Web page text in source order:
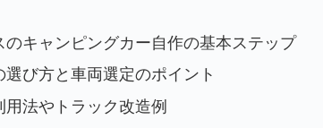
のキャンピングカー自作の基本ステップ
選び方と車両選定のポイント
用法やトラック改造例